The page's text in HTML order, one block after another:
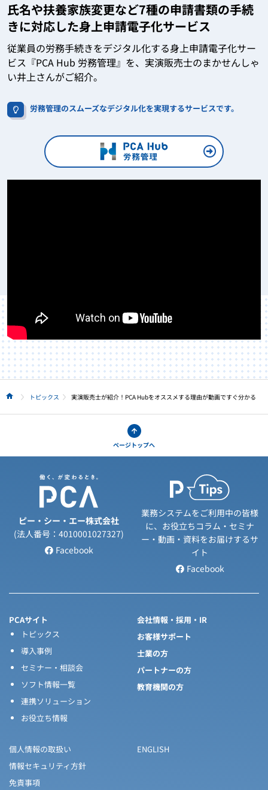
氏名や扶養家族変更など7種の申請書類の手続
きに対応した身上申請電子化サービス
従業員の労務手続きをデジタル化する身上申請電子化サー
ビス『PCA Hub 労務管理』を、実演販売士のまかせんしゃ
い井上さんがご紹介。
労務管理のスムーズなデジタル化を実現するサービスです。
HOME トピックス 実演販売士が紹介！PCA Hubをオススメする理由が動画ですぐ分かる
ページトップへ
ピー・シー・エー株式会社
(法人番号：4010001027327)
Facebook
業務システムをご利用中の皆様
に、お役立ちコラム・セミナ
ー・動画・資料をお届けするサ
イト
Facebook
PCAサイト
トピックス
導入事例
セミナー・相談会
ソフト情報一覧
連携ソリューション
お役立ち情報
会社情報・採用・IR
お客様サポート
士業の方
パートナーの方
教育機関の方
個人情報の取扱い
情報セキュリティ方針
免責事項
ENGLISH